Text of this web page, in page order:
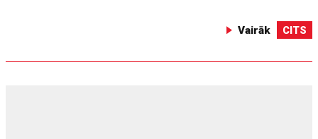
Vairāk CITS